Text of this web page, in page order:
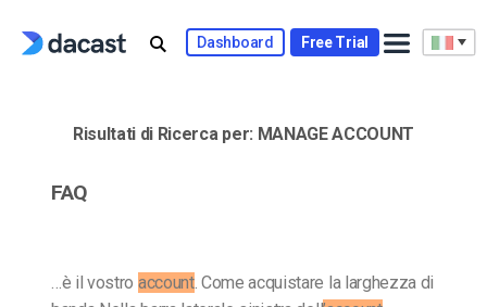
Dashboard Free Trial
Risultati di Ricerca per: MANAGE ACCOUNT
FAQ
…è il vostro account. Come acquistare la larghezza di